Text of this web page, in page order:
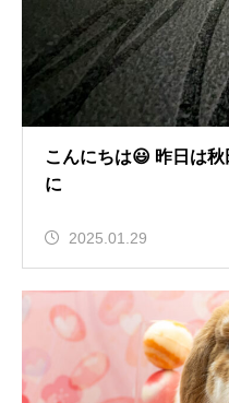
こんにちは😃 昨日は
に
2025.01.29